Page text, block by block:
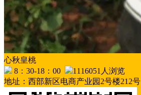
心秋皇桃
8：30-18：00
1116051人浏览
地址：西部新区电商产业园2号楼212号